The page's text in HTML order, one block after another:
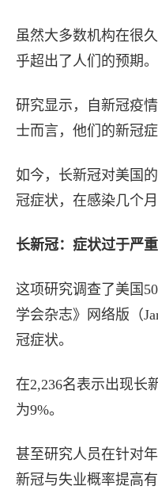
虽然大多数机构在很
乎超出了人们的预期。
研究显示，自新冠疫
士而言，他们的新冠
如今，长新冠对美国
冠症状，在感染几个
长新冠：症状过于严
这项研究调查了美国
学会杂志》网络版（
冠症状。
在2,236名表示出现长
为9%。
甚至研究人员在针对
新冠与失业概率提高有